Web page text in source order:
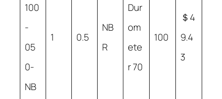
100
-
05
0-
NB
1 0.5
NB
R
Dur
om
ete
r 70
100
＄4
9.4
3